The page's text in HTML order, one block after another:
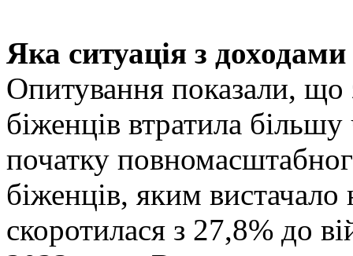
Яка ситуація з доходами
Опитування показали, що
біженців втратила
початку
біженців, яким вистачало
скоротилася з 27,8% до